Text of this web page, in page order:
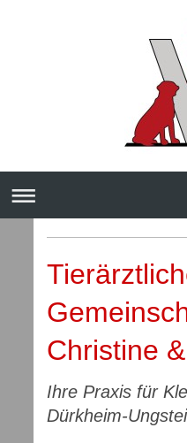
Christine
Ihre Praxis für
Dürkheim-